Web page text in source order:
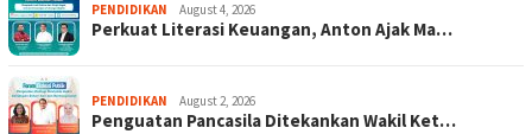
PENDIDIKAN August 4, 2026
Perkuat Literasi Keuangan, Anton Ajak Ma…
PENDIDIKAN August 2, 2026
Penguatan Pancasila Ditekankan Wakil Ket…